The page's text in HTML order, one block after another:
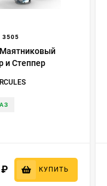
3505
и Степпер
₽ КУПИТЬ